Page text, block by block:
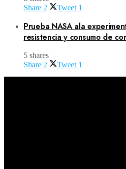
Share 2 Tweet 1
Prueba NASA ala
resistencia y consumo de
5 shares
Share 2 Tweet 1